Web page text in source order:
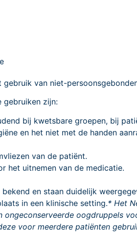
van niet-
gebruiken zijn:
bij kwetsbare groepen, bij
en het niet met de handen
van de patiënt.
het uitnemen van de medicatie.
en staan duidelijk
in een klinische setting.* Het
oogdruppels
voor meerdere patiënten